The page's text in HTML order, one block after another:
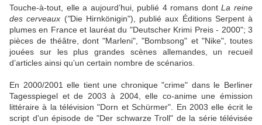
Touche-à-tout, elle a aujourd’hui, publié 4 romans dontLa reine
des cerveaux ("Die Hirnkönigin"), publié aux Éditions Serpent à
plumes en France et lauréat du "Deutscher Krimi Preis - 2000"; 3
pièces de théâtre, dont "Marleni", "Bombsong" et "Nike", toutes
jouées sur les plus grandes scènes allemandes, un recueil
d’articles ainsi qu’un certain nombre de scénarios.
En 2000/2001 elle tient une chronique "crime" dans le Berliner
Tagesspiegel et de 2003 à 2004, elle co-anime une émission
littéraire à la télévision "Dorn et Schürmer". En 2003 elle écrit le
script d'un épisode de "Der schwarze Troll" de la série télévisée